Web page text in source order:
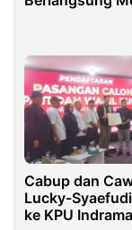
Cabup dan
Lucky-
ke KPU